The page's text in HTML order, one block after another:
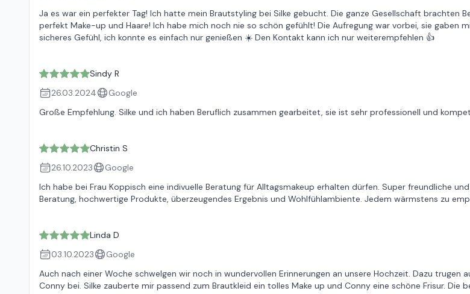
Ja es war ein perfekter Tag! Ich hatte mein Brautstyling bei Silke gebucht. Die ganze Gesellschaft brachten
perfekt Make-up und Haare! Ich habe mich noch nie so schön gefühlt! Die Aufregung war vorbei, sie gaben
sicheres Gefühl, ich konnte es einfach nur genießen ☀️ Den Kontakt kann ich nur weiterempfehlen 👍
Sindy R
26.03.2024
Google
Große Empfehlung. Silke und ich haben Beruflich zusammen gearbeitet, sie ist sehr professionell und
Christin S
26.10.2023
Google
Ich habe bei Frau Koppisch eine indivuelle Beratung für Alltagsmakeup erhalten dürfen. Super freundliche
Beratung, hochwertige Produkte, überzeugendes Ergebnis und Wohlfühlambiente. Jedem wärmstens zu
Linda D
03.10.2023
Google
Auch nach einer Woche schwelgen wir noch in wundervollen Erinnerungen an unsere Hochzeit. Dazu trugen
Conny bei. Silke zauberte mir passend zum Brautkleid ein tolles Make up und Conny eine schöne Frisur. Die